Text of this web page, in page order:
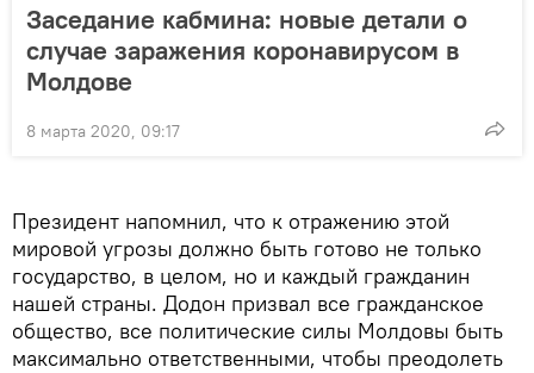
Заседание кабмина: новые детали о
случае заражения коронавирусом в
Молдове
8 марта 2020, 09:17
Президент напомнил, что к отражению этой
мировой угрозы должно быть готово не только
государство, в целом, но и каждый гражданин
нашей страны. Додон призвал все гражданское
общество, все политические силы Молдовы быть
максимально ответственными, чтобы преодолеть